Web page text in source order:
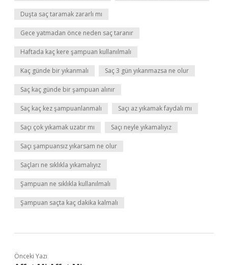
Duşta saç taramak zararlı mı
Gece yatmadan önce neden saç taranır
Haftada kaç kere şampuan kullanılmalı
Kaç günde bir yıkanmalı Saç 3 gün yıkanmazsa ne olur
Saç kaç günde bir şampuan alınır
Saç kaç kez şampuanlanmalı Saçı az yıkamak faydalı mı
Saçı çok yıkamak uzatır mı Saçı neyle yıkamalıyız
Saçı şampuansız yıkarsam ne olur
Saçları ne sıklıkla yıkamalıyız
Şampuan ne sıklıkla kullanılmalı
Şampuan saçta kaç dakika kalmalı
Önceki Yazı